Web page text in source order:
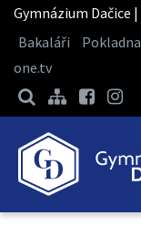
Gymnázium Dačice |
Bakaláři
Pokladna
one.tv